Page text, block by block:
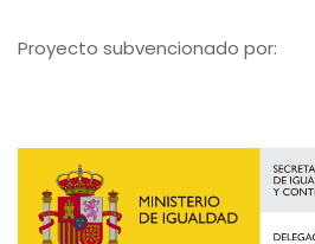
Proyecto subvencionado por: